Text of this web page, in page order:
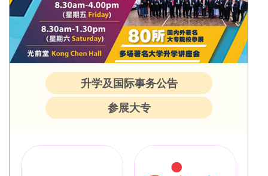
升学及国际事务公告
参展大专